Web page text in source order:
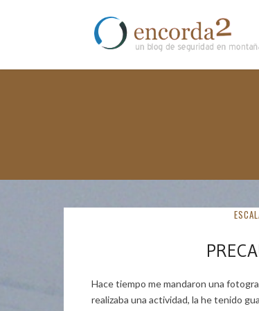
Hace tiempo me mandaron una
realizaba una actividad, la he tenido